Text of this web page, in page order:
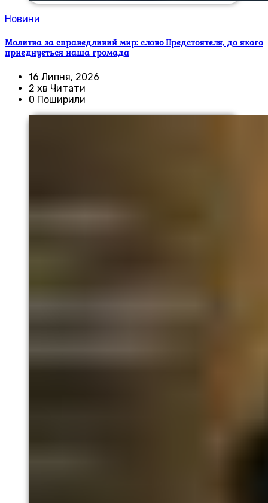
Новини
Молитва за справедливий мир: слово Предстоятеля, до якого
приєднується наша громада
16 Липня, 2026
2 хв Читати
0 Поширили